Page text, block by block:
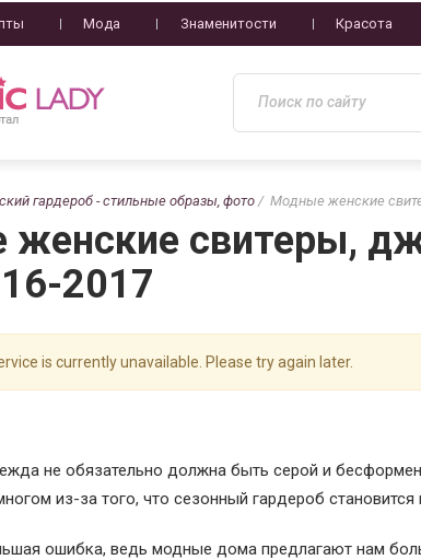
Мода Знаменитости Красота
гардероб - стильные образы, фото Модные женские
свитеры,
2017
is currently unavailable. Please try again later.
не обязательно должна быть серой и
из-за того, что сезонный гардероб
ошибка, ведь модные дома предлагают нам